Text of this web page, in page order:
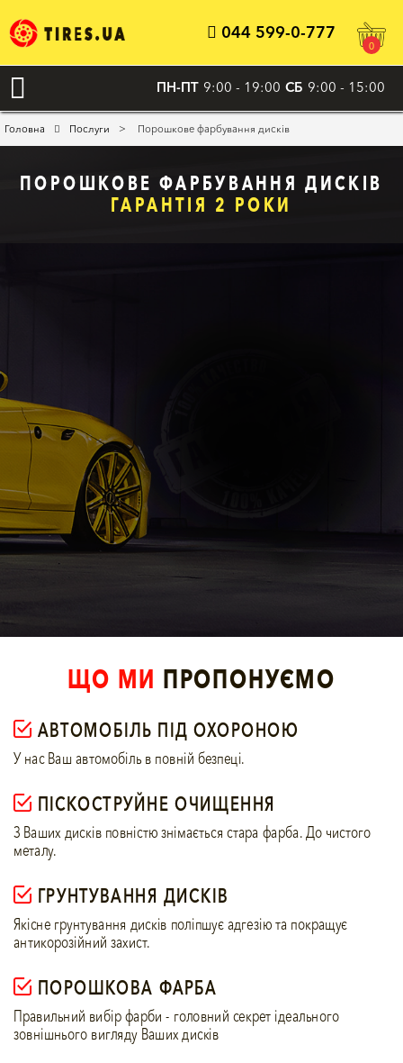
044 599-0-777
0
ПН-ПТ 9:00 - 19:00 СБ 9:00 - 15:00
Головна Послуги > Порошкове фарбування дисків
ПОРОШКОВЕ ФАРБУВАННЯ ДИСКІВ
ГАРАНТІЯ 2 РОКИ
ЩО МИ ПРОПОНУЄМО
АВТОМОБІЛЬ ПІД ОХОРОНОЮ
У нас Ваш автомобiль в повнiй безпецi.
ПІСКОСТРУЙНЕ ОЧИЩЕННЯ
З Ваших дисків повністю знімається стара фарба. До чистого
металу.
ГРУНТУВАННЯ ДИСКІВ
Якісне грунтування дискiв полiпшує адгезiю та покращує
антикорозiйний захист.
ПОРОШКОВА ФАРБА
Правильний вибір фарби - головний секрет ідеального
зовнішнього вигляду Ваших дисків